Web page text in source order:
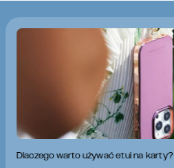
Dlaczego warto używać etui na karty?